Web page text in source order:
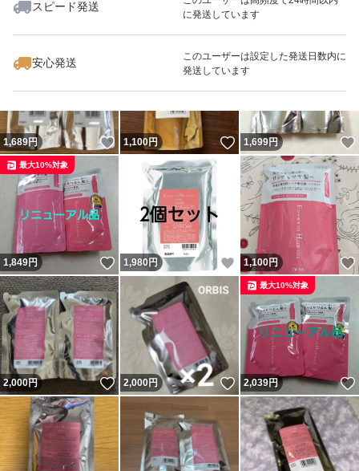
スピード発送
に発送しています
安心発送
このユーザーは設定した発送日数内に
発送しています
いいね！
1,150
1,689円 いいね！
1,100円 いいね！
1,699円
1,849円 いいね！
最大10%対象
1,980円 いいね！
1,100円
2,000円 いいね！
2,000円 いいね！
2,039円
最大10%対象